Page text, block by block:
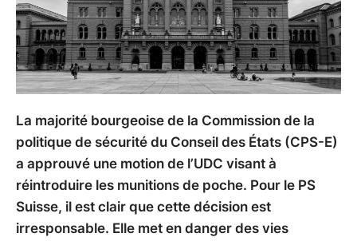
La majorité bourgeoise de la Commission de la
politique de sécurité du Conseil des États (CPS-E)
a approuvé une motion de l’UDC visant à
réintroduire les munitions de poche. Pour le PS
Suisse, il est clair que cette décision est
irresponsable. Elle met en danger des vies